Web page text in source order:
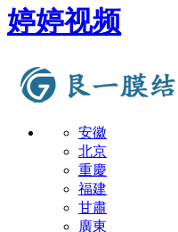
婷婷视频
安徽
北京
重慶
福建
甘肅
廣東